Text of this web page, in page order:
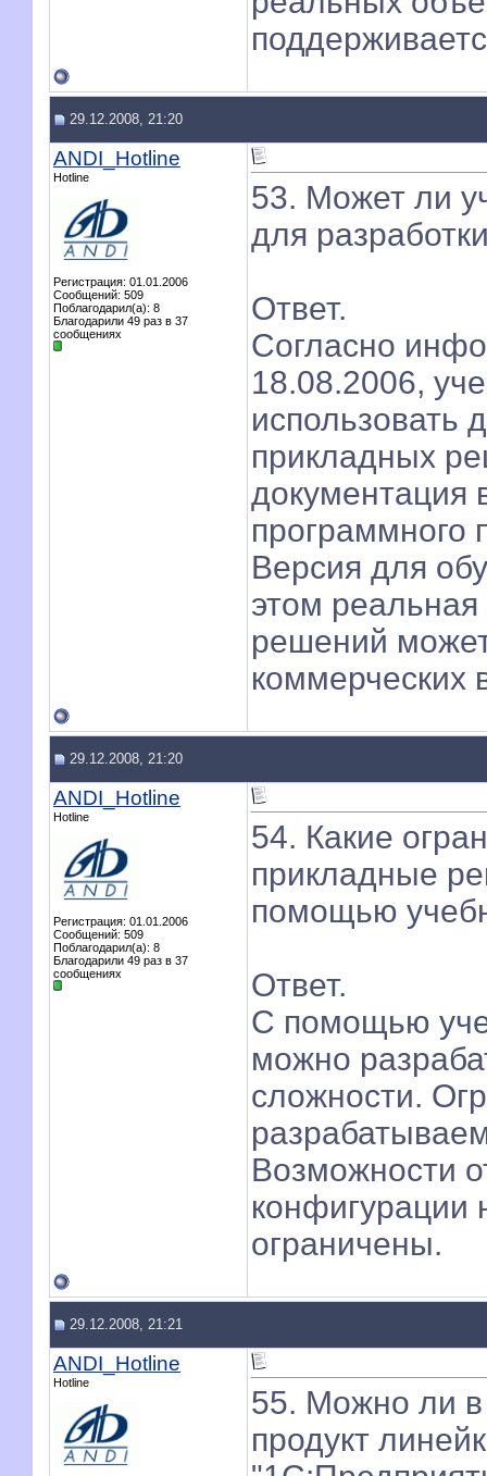
29.12.2008, 21:20
ANDI_Hotline
Hotline
Регистрация: 01.01.2006
Сообщений: 509
Поблагодарил(а): 8
Благодарили 49 раз в 37
сообщениях
53. Может ли
для
Ответ.
Согласно
18.08.2006,
использовать
прикладных
документация
программного
Версия для
этом
решений
коммерческих
29.12.2008, 21:20
ANDI_Hotline
Hotline
Регистрация: 01.01.2006
Сообщений: 509
Поблагодарил(а): 8
Благодарили 49 раз в 37
сообщениях
54. Какие
прикладные
помощью
Ответ.
С помощью
можно
сложности.
Возможности
ограничены.
29.12.2008, 21:21
ANDI_Hotline
Hotline
55. Можно ли в
продукт